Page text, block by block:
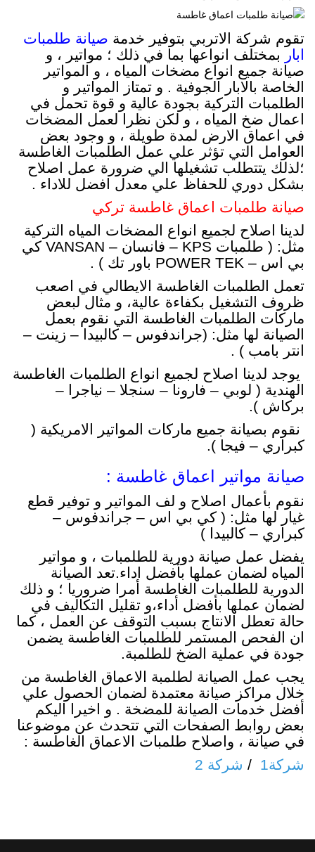
تقوم شركة الاتربي بتوفير خدمة صيانة طلمبات
بار
بمختلف انواعها بما في ذلك ؛ مواتير ، و
صيانة جميع انواع مضخات المياه ، و المواتير
الخاصة بالابار الجوفية . و تمتاز المواتير و
الطلمبات التركية بجودة عالية و قوة تحمل في
اعمال ضخ المياه ، و لكن نظرا لعمل المضخات
في اعماق الارض لمدة طويلة ، و وجود بعض
العوامل التي تؤثر علي عمل الطلمبات الغاطسة
؛لذلك يتتطلب تشغيلها الي ضرورة عمل اصلاح
بشكل دوري للحفاظ علي معدل افضل للاداء .
صيانة طلمبات اعماق غاطسة تركي
لدينا اصلاح لجميع انواع المضخات المياه التركية
مثل: ( طلمبات KPS – فانسان – VANSAN كي
بي اس – POWER TEK باور تك ) .
تعمل الطلمبات الغاطسة الايطالي في اصعب
ظروف التشغيل بكفاءة عالية، و مثال لبعض
ماركات الطلمبات الغاطسة التي نقوم بعمل
الصيانة لها مثل: (جراندفوس – كالبيدا – زينت –
انتر بامب ) .
يوجد لدينا اصلاح لجميع انواع الطلمبات الغاطسة
الهندية ( لوبي – فارونا – سنجلا – نياجرا –
بركاش ).
نقوم بصيانة جميع ماركات المواتير الامريكية (
كبراري – فيجا ).
صيانة مواتير اعماق غاطسة :
نقوم بأعمال اصلاح و لف المواتير و توفير قطع
غيار لها مثل: ( كي بي اس – جراندفوس –
كبراري – كالبيدا )
يفضل عمل صيانة دورية للطلمبات ، و مواتير
المياه لضمان عملها بأفضل اداء.تعد الصيانة
الدورية للطلمبات الغاطسة أمرا ضروريا ؛ و ذلك
لضمان عملها بأفضل أداء،و تقليل التكاليف في
حالة تعطل الانتاج بسبب التوقف عن العمل ، كما
ان الفحص المستمر للطلمبات الغاطسة يضمن
جودة في عملية الضخ للطلمبة.
يجب عمل الصيانة لطلمبة الاعماق الغاطسة من
خلال مراكز صيانة معتمدة لضمان الحصول علي
أفضل خدمات الصيانة للمضخة . و اخيرا اليكم
بعض روابط الصفحات التي تتحدث عن موضوعنا
في صيانة ، واصلاح طلمبات الاعماق الغاطسة :
شركة1
/ شركة 2